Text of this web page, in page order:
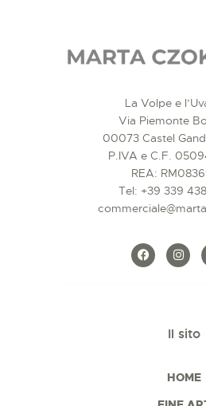
La Volpe e
Via Piemonte
00073 Castel
P.IVA e C.F.
REA:
Tel: +39 339
Il sito
HOME